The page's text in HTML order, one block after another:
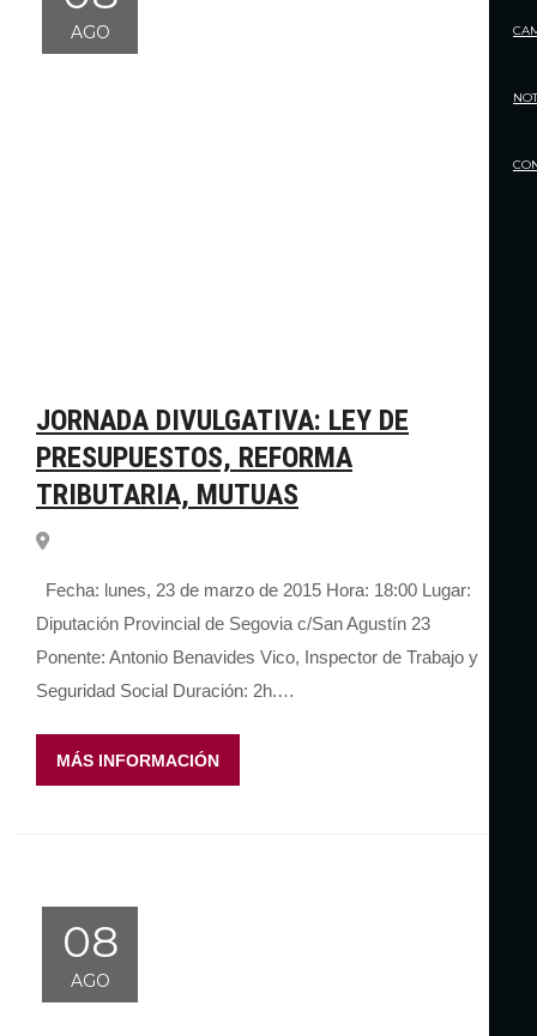
AGO
JORNADA DIVULGATIVA: LEY DE
PRESUPUESTOS, REFORMA
TRIBUTARIA, MUTUAS
Fecha: lunes, 23 de marzo de 2015 Hora: 18:00 Lugar:
Diputación Provincial de Segovia c/San Agustín 23
Ponente: Antonio Benavides Vico, Inspector de Trabajo y
Seguridad Social Duración: 2h.…
MÁS INFORMACIÓN
08
AGO